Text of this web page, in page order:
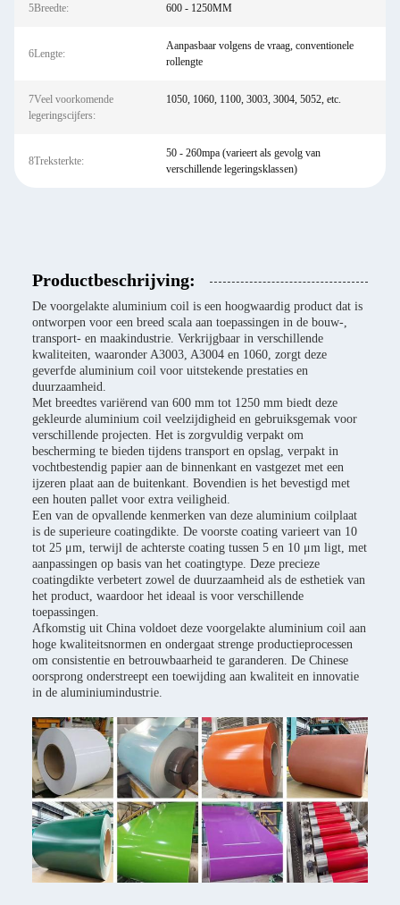
5Breedte: 600 - 1250MM
6Lengte:
Aanpasbaar volgens de vraag, conventionele
rollengte
7Veel voorkomende
legeringscijfers:
1050, 1060, 1100, 3003, 3004, 5052, etc.
8Treksterkte:
50 - 260mpa (varieert als gevolg van
verschillende legeringsklassen)
Productbeschrijving:
De voorgelakte aluminium coil is een hoogwaardig product dat is
ontworpen voor een breed scala aan toepassingen in de bouw-,
transport- en maakindustrie. Verkrijgbaar in verschillende
kwaliteiten, waaronder A3003, A3004 en 1060, zorgt deze
geverfde aluminium coil voor uitstekende prestaties en
duurzaamheid.
Met breedtes variërend van 600 mm tot 1250 mm biedt deze
gekleurde aluminium coil veelzijdigheid en gebruiksgemak voor
verschillende projecten. Het is zorgvuldig verpakt om
bescherming te bieden tijdens transport en opslag, verpakt in
vochtbestendig papier aan de binnenkant en vastgezet met een
ijzeren plaat aan de buitenkant. Bovendien is het bevestigd met
een houten pallet voor extra veiligheid.
Een van de opvallende kenmerken van deze aluminium coilplaat
is de superieure coatingdikte. De voorste coating varieert van 10
tot 25 μm, terwijl de achterste coating tussen 5 en 10 μm ligt, met
aanpassingen op basis van het coatingtype. Deze precieze
coatingdikte verbetert zowel de duurzaamheid als de esthetiek van
het product, waardoor het ideaal is voor verschillende
toepassingen.
Afkomstig uit China voldoet deze voorgelakte aluminium coil aan
hoge kwaliteitsnormen en ondergaat strenge productieprocessen
om consistentie en betrouwbaarheid te garanderen. De Chinese
oorsprong onderstreept een toewijding aan kwaliteit en innovatie
in de aluminiumindustrie.